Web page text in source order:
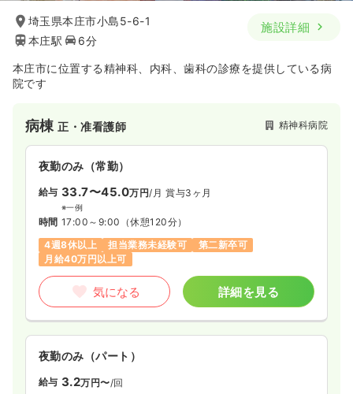
埼玉県本庄市小島5-6-1
本庄駅
6分
施設詳細
本庄市に位置する精神科、内科、歯科の診療を提供している病
院です
病棟正・准看護師 精神科病院
夜勤のみ（常勤）
給与 33.7〜45.0万円/月 賞与3ヶ月
※一例
時間 17:00～9:00 （休憩120分）
4週8休以上
担当業務未経験可
第二新卒可
月給40万円以上可
気になる 詳細を見る
夜勤のみ（パート）
給与 3.2万円〜/回